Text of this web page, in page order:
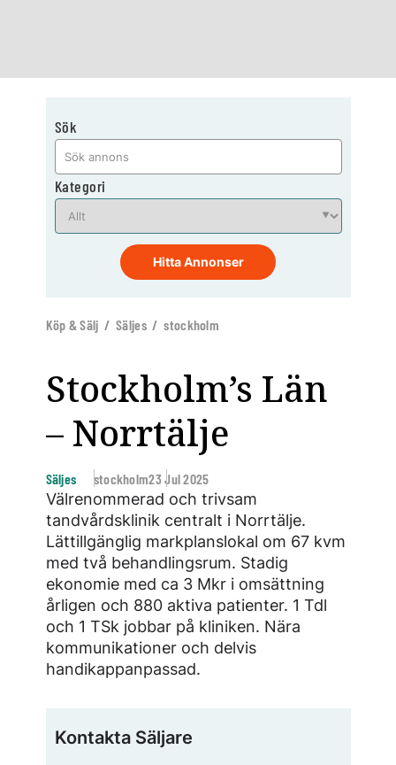
Sök
Kategori
Hitta Annonser
Köp & Sälj / Säljes / stockholm
Stockholm’s Län
– Norrtälje
Säljes stockholm23 Jul 2025
Välrenommerad och trivsam
tandvårdsklinik centralt i Norrtälje.
Lättillgänglig markplanslokal om 67 kvm
med två behandlingsrum. Stadig
ekonomie med ca 3 Mkr i omsättning
årligen och 880 aktiva patienter. 1 Tdl
och 1 TSk jobbar på kliniken. Nära
kommunikationer och delvis
handikappanpassad.
Kontakta Säljare